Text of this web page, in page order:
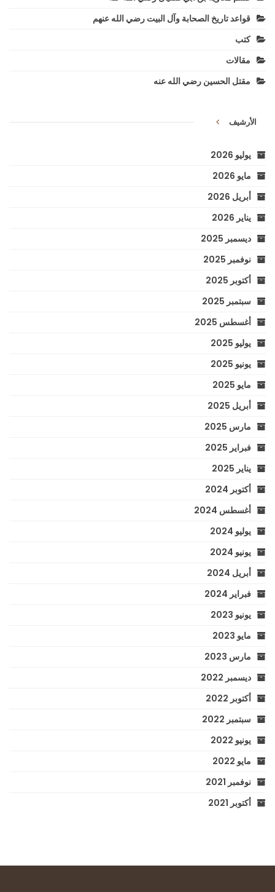
قواعد تاريخ الصحابة وآل البيت رضي الله عنهم
كتب
مقالات
مقتل الحسين رضي الله عنه
الأرشيف
يوليو 2026
مايو 2026
أبريل 2026
يناير 2026
ديسمبر 2025
نوفمبر 2025
أكتوبر 2025
سبتمبر 2025
أغسطس 2025
يوليو 2025
يونيو 2025
مايو 2025
أبريل 2025
مارس 2025
فبراير 2025
يناير 2025
أكتوبر 2024
أغسطس 2024
يوليو 2024
يونيو 2024
أبريل 2024
فبراير 2024
يونيو 2023
مايو 2023
مارس 2023
ديسمبر 2022
أكتوبر 2022
سبتمبر 2022
يونيو 2022
مايو 2022
نوفمبر 2021
أكتوبر 2021